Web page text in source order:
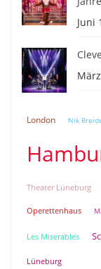
Juni
London Nik
Theater Lüneburg
Operettenhaus
Les Miserables
Lüneburg